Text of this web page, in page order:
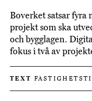
Boverket satsar
projekt som ska
och bygglagen.
fokus i två av
TEXT